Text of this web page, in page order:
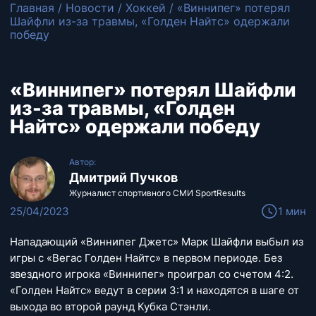
Главная / Новости / Хоккей / «Виннипег» потерял
Шайфли из-за травмы, «Голден Найтс» одержали
победу
«Виннипег» потерял Шайфли
из-за травмы, «Голден
Найтс» одержали победу
Автор:
Дмитрий Пучков
Журналист спортивного СМИ SportResults
25/04/2023 1 мин
Нападающий «Виннипег Джетс» Марк Шайфли выбыл из
игры с «Вегас Голден Найтс» в первом периоде. Без
звездного игрока «Виннипег» проиграл со счетом 4:2.
«Голден Найтс» ведут в серии 3:1 и находятся в шаге от
выхода во второй раунд Кубка Стэнли.